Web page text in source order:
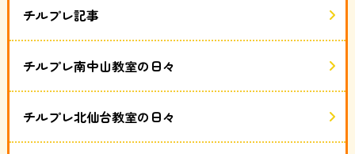
チルプレ記事
チルプレ南中山教室の日々
チルプレ北仙台教室の日々